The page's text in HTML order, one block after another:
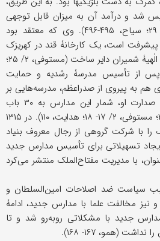
شد و درآمد آن به میزان قابل توجهی
افزایش یافت (کسروی، ۲۴، ۲۹؛ سیاح، ۴۹۵-۴۹۶). وی که معتقد بود
است، یک کارخانۀ قند در کهریزک
و یک کارخانۀ کبریت‌سازی در الٰهیۀ شمیران دایر ساخت (مستوفی، ۲/ ۲۵؛
۱/ ۱۵۸- ۱۵۹). پس از تأسیس مدرسۀ رشدیه و حمایت
هم به پیروی از صدراعظم، مدرسه‌هایی بر
پا داشتند، چنان‌که در پایان صدارت او، شمار این مدارس به ۳۰ باب
رسیده بود (ممتحن‌الدوله، ۳۸؛ مستوفی، ۲/ ۱۷- ۱۸؛ هدایت، ۱۱۰). در ۱۳۱۵
را با شرکت گروهی از رجال معروف بنیاد
تسهیلاتی برای تأسیس مدارس جدید
با مدیریت مفتاح‌الملک منتشر می‌کرد
سیاست ضد اصلاحات امین‌السلطان و
نیز مخالفت علما با مدارس جدید، ادامۀ
جدید با مشکلاتی روبه‌رو شد و تا
(همو، ۱۶۷- ۱۶۸).